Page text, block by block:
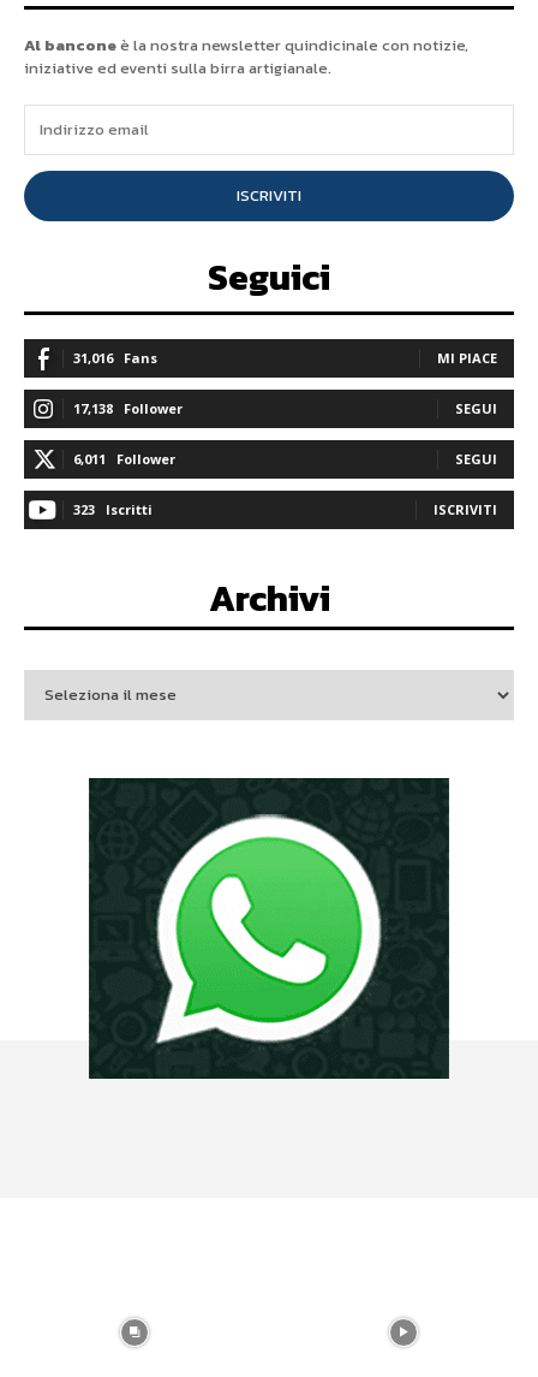
Al banconeè la nostra newsletter quindicinale con notizie,
iniziative ed eventi sulla birra artigianale.
ISCRIVITI
Seguici
31,016 Fans MI PIACE
17,138 Follower SEGUI
6,011 Follower SEGUI
323 Iscritti ISCRIVITI
Archivi